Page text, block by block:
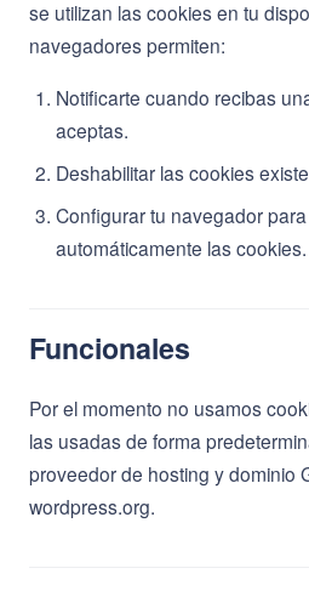
se utilizan las cookies en tu
navegadores permiten:
Notificarte cuando recibas
aceptas.
Deshabilitar las cookies
Configurar tu navegador
automáticamente las cookies.
Funcionales
Por el momento no usamos
las usadas de forma
proveedor de hosting y dominio
wordpress.org.